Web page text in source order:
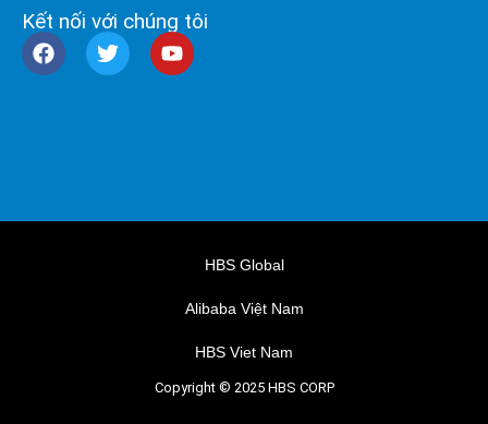
Kết nối với chúng tôi
HBS Global
Alibaba Việt Nam
HBS Viet Nam
Copyright © 2025 HBS CORP